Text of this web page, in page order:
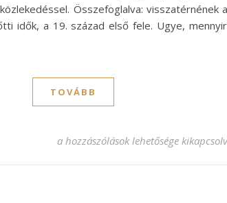
Összefoglalva: visszatérnének
idők, a 19. század első fele. Ugye,
TOVÁBB
Energia, ami mozgásban tartja az
a hozzászólások lehetősége